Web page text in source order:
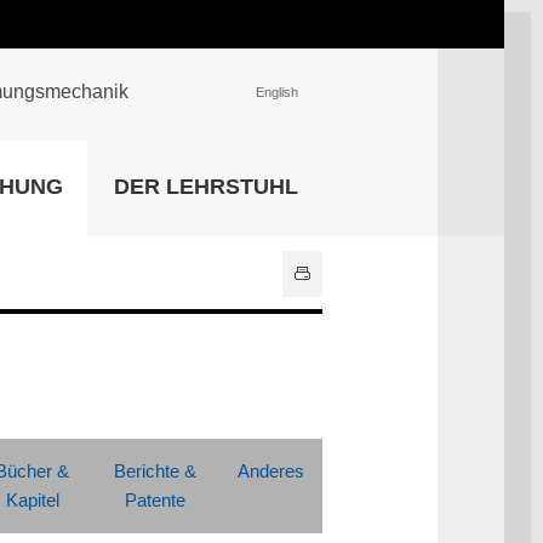
Universitätsbibliothek
English
DER LEHRSTUHL
&
Kapitel
Berichte &
Patente
Anderes